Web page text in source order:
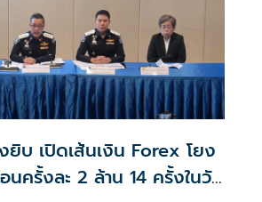
ยิบ เปิดเส้นเงิน Forex โยง
นครั้งละ 2 ล้าน 14 ครั้งในวัน